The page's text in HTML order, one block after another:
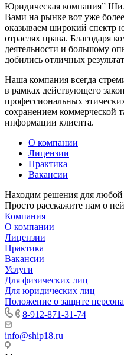
Юридическая компания”
Вами на рынке вот уже
оказываем широкий спектр
отраслях права. Благодаря
деятельности и большому
добились отличных
Наша компания всегда
в рамках действующего
профессиональных
сохранением коммерческой
информации клиента.
О компании
Лицензии
Практика
Вакансии
Находим решения для любой
Просто расскажите нам о
Компания
О компании
Лицензии
Практика
Вакансии
Услуги
Для физических лиц
Для юридических лиц
Положение о защите
8-912-871-31-74
info@ship18.ru